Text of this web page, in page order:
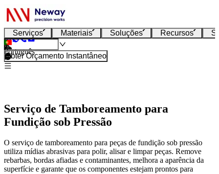
Serviços Materiais Soluções Recursos
Português
Obter Orçamento Instantâneo
Serviço de Tamboreamento para
Fundição sob Pressão
O serviço de tamboreamento para peças de fundição sob pressão
utiliza mídias abrasivas para polir, alisar e limpar peças. Remove
rebarbas, bordas afiadas e contaminantes, melhora a aparência da
superfície e garante que os componentes estejam prontos para